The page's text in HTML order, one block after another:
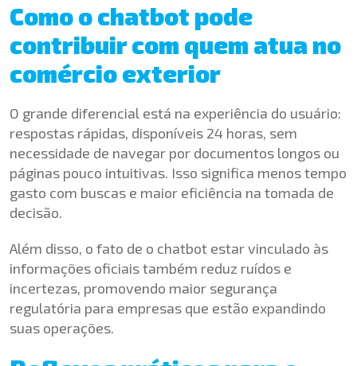
Como o chatbot pode
contribuir com quem atua no
comércio exterior
O grande diferencial está na experiência do usuário:
respostas rápidas, disponíveis 24 horas, sem
necessidade de navegar por documentos longos ou
páginas pouco intuitivas. Isso significa menos tempo
gasto com buscas e maior eficiência na tomada de
decisão.
Além disso, o fato de o chatbot estar vinculado às
informações oficiais também reduz ruídos e
incertezas, promovendo maior segurança
regulatória para empresas que estão expandindo
suas operações.